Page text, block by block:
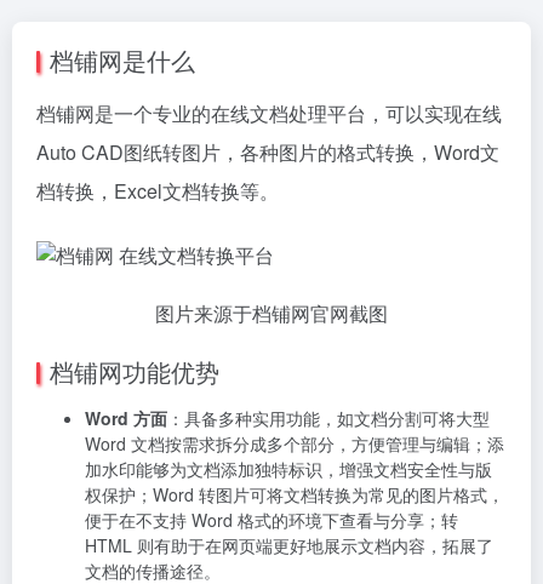
档铺网是什么
档铺网是一个专业的在线文档处理平台，可以实现在线
Auto CAD图纸转图片，各种图片的格式转换，Word文
档转换，Excel文档转换等。
图片来源于档铺网官网截图
档铺网功能优势
Word 方面 ：具备多种实用功能，如文档分割可将大型
Word 文档按需求拆分成多个部分，方便管理与编辑；添
加水印能够为文档添加独特标识，增强文档安全性与版
权保护；Word 转图片可将文档转换为常见的图片格式，
便于在不支持 Word 格式的环境下查看与分享；转
HTML 则有助于在网页端更好地展示文档内容，拓展了
文档的传播途径。